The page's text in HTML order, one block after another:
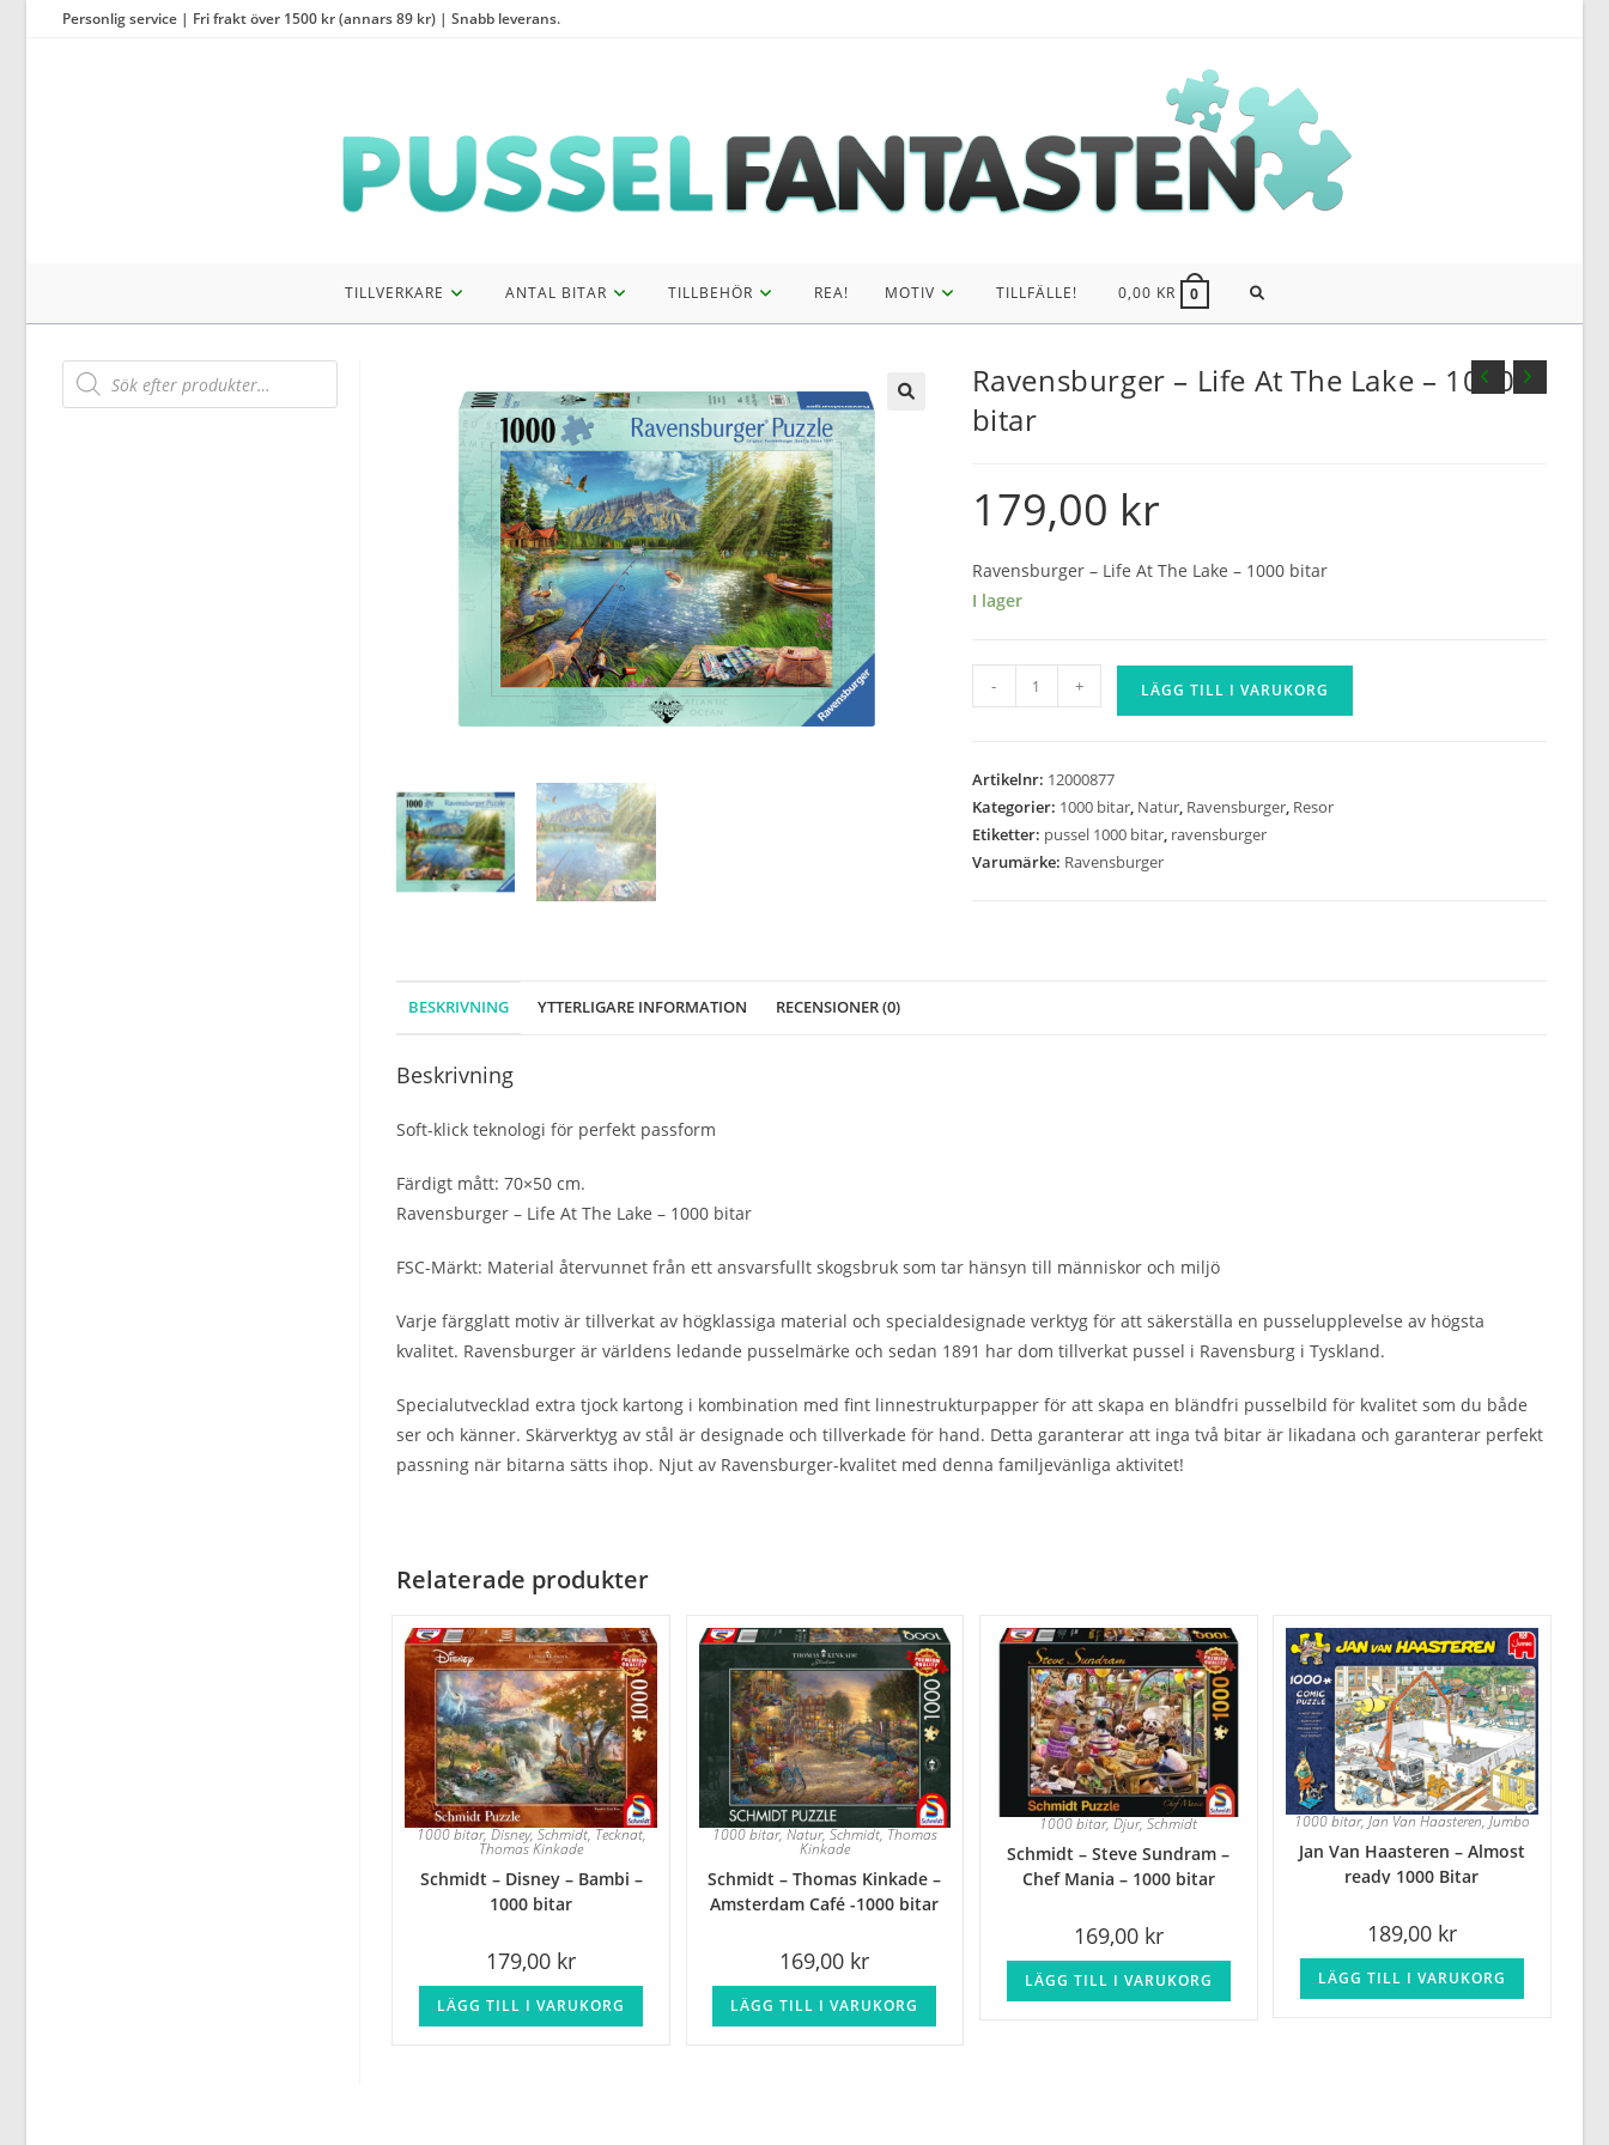
Personlig service | Fri frakt över 1500 kr (annars 89 kr) | Snabb leverans.
TILLVERKARE ANTAL BITAR TILLBEHÖR REA! MOTIV TILLFÄLLE! 0,00 KR 0 SLÅ
Ravensburger – Life At The Lake – 1000
bitar
179,00 kr
Ravensburger – Life At The Lake – 1000 bitar
I lager
Ravensburger
-
The
Lake
-
- + LÄGG TILL I VARUKORG
Artikelnr: 12000877
Kategorier: 1000 bitar, Natur, Ravensburger, Resor
Etiketter: pussel 1000 bitar, ravensburger
Varumärke: Ravensburger
BESKRIVNING YTTERLIGARE INFORMATION RECENSIONER (0)
Beskrivning
Soft-klick teknologi för perfekt passform
Färdigt mått: 70×50 cm.
Ravensburger – Life At The Lake – 1000 bitar
FSC-Märkt: Material återvunnet från ett ansvarsfullt skogsbruk som tar hänsyn till människor och miljö
Varje färgglatt motiv är tillverkat av högklassiga material och specialdesignade verktyg för att säkerställa en pusselupplevelse av högsta
kvalitet. Ravensburger är världens ledande pusselmärke och sedan 1891 har dom tillverkat pussel i Ravensburg i Tyskland.
Specialutvecklad extra tjock kartong i kombination med fint linnestrukturpapper för att skapa en bländfri pusselbild för kvalitet som du både
ser och känner. Skärverktyg av stål är designade och tillverkade för hand. Detta garanterar att inga två bitar är likadana och garanterar perfekt
passning när bitarna sätts ihop. Njut av Ravensburger-kvalitet med denna familjevänliga aktivitet!
Relaterade produkter
1000 bitar,Disney,Schmidt,Tecknat,
Thomas Kinkade
Schmidt – Disney – Bambi –
1000 bitar
179,00 kr
LÄGG TILL I VARUKORG
1000 bitar,Natur,Schmidt,Thomas
Kinkade
Schmidt – Thomas Kinkade –
Amsterdam Café -1000 bitar
169,00 kr
LÄGG TILL I VARUKORG
1000 bitar,Djur,Schmidt
Schmidt – Steve Sundram –
Chef Mania – 1000 bitar
169,00 kr
LÄGG TILL I VARUKORG
1000 bitar,Jan Van Haasteren,Jumbo
Jan Van Haasteren – Almost
ready 1000 Bitar
189,00 kr
LÄGG TILL I VARUKORG
Products
search